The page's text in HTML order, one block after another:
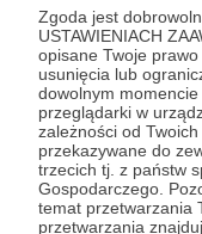
Zgoda jest
USTAWIENIACH
opisane Twoje
usunięcia lub
dowolnym
przeglądarki w
zależności od
przekazywane do
trzecich tj. z państw
Gospodarczego.
temat przetwarzania
przetwarzania
* Wyrażam zgodę
osobowych
prawidłowego
Wyrażam zgodę
informacji
zmieniona w